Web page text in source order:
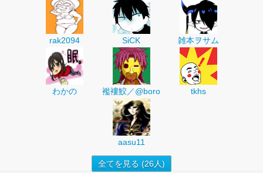
rak2094 SiCK 雑本ヲサム
わかの 襤褸鮫／@boro tkhs
aasu11
全てを見る (26人)